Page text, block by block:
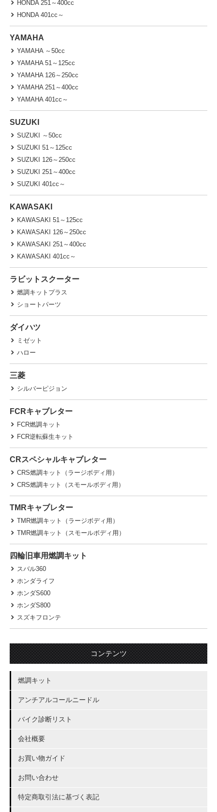
HONDA 251～400cc
HONDA 401cc～
YAMAHA
YAMAHA ～50cc
YAMAHA 51～125cc
YAMAHA 126～250cc
YAMAHA 251～400cc
YAMAHA 401cc～
SUZUKI
SUZUKI ～50cc
SUZUKI 51～125cc
SUZUKI 126～250cc
SUZUKI 251～400cc
SUZUKI 401cc～
KAWASAKI
KAWASAKI 51～125cc
KAWASAKI 126～250cc
KAWASAKI 251～400cc
KAWASAKI 401cc～
ラビットスクーター
燃調キットプラス
ショートパーツ
ダイハツ
ミゼット
ハロー
三菱
シルバーピジョン
FCRキャブレター
FCR燃調キット
FCR逆転蘇生キット
CRスペシャルキャブレター
CRS燃調キット（ラージボディ用）
CRS燃調キット（スモールボディ用）
TMRキャブレター
TMR燃調キット（ラージボディ用）
TMR燃調キット（スモールボディ用）
四輪旧車用燃調キット
スバル360
ホンダライフ
ホンダS600
ホンダS800
スズキフロンテ
コンテンツ
燃調キット
アンチアルコールニードル
バイク診断リスト
会社概要
お買い物ガイド
お問い合わせ
特定商取引法に基づく表記